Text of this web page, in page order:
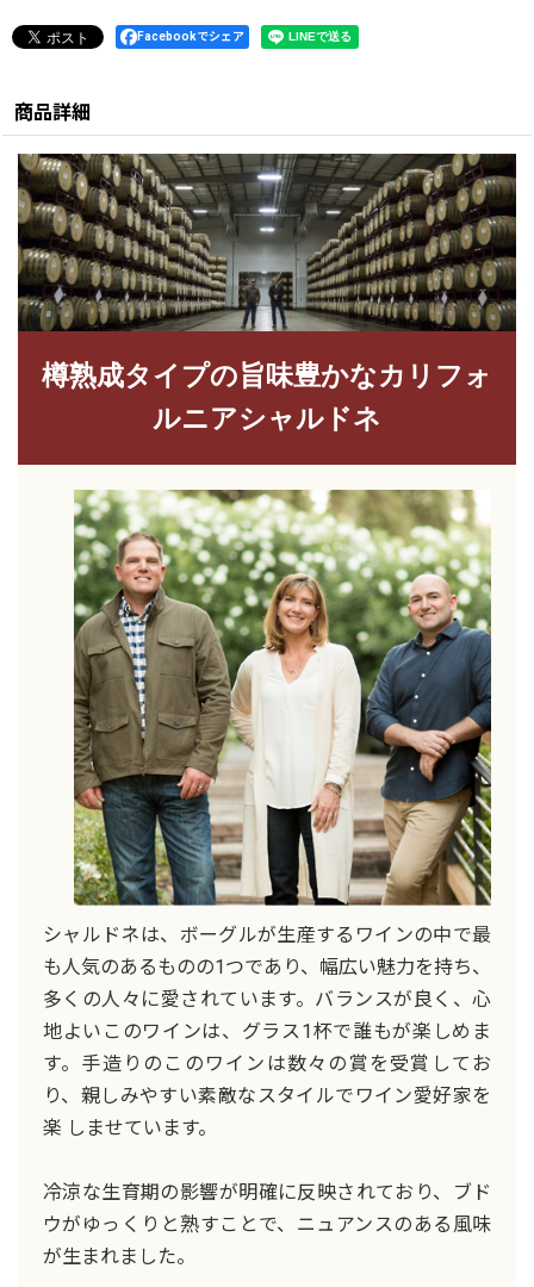
Facebookでシェア
商品詳細
樽熟成タイプの旨味豊かなカリフォ
ルニアシャルドネ
シャルドネは、ボーグルが生産するワインの中で最
も人気のあるものの1つであり、幅広い魅力を持ち、
多くの人々に愛されています。バランスが良く、心
地よいこのワインは、グラス1杯で誰もが楽しめま
す。手造りのこのワインは数々の賞を受賞してお
り、親しみやすい素敵なスタイルでワイン愛好家を
楽 しませています。
冷涼な生育期の影響が明確に反映されており、ブド
ウがゆっくりと熟すことで、ニュアンスのある風味
が生まれました。